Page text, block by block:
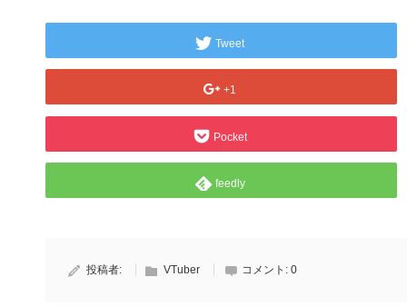
Tweet
+1
Pocket
feedly
投稿者: VTuber コメント: 0